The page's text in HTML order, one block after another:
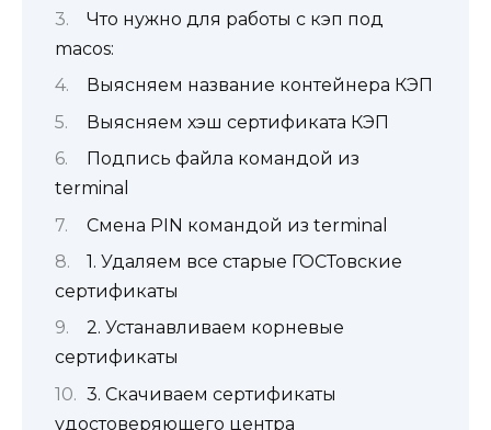
Что нужно для работы с кэп под
macos:
Выясняем название контейнера КЭП
Выясняем хэш сертификата КЭП
Подпись файла командой из
terminal
Смена PIN командой из terminal
1. Удаляем все старые ГОСТовские
сертификаты
2. Устанавливаем корневые
сертификаты
3. Скачиваем сертификаты
удостоверяющего центра